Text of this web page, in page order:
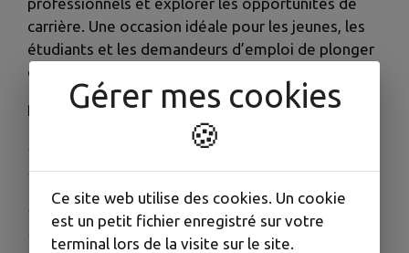
carrière. Une occasion idéale pour les jeunes, les
étudiants et les demandeurs d’emploi de plonger
dans un secteur dynamique et innovant !
Pourquoi participer ?
- Découvrir des métiers passionnants et porteurs
d’avenir
- Rencontrer des entreprises locales et des
experts
Gérer mes cookies
🍪
Ce site web utilise des cookies. Un cookie
est un petit fichier enregistré sur votre
terminal lors de la visite sur le site.